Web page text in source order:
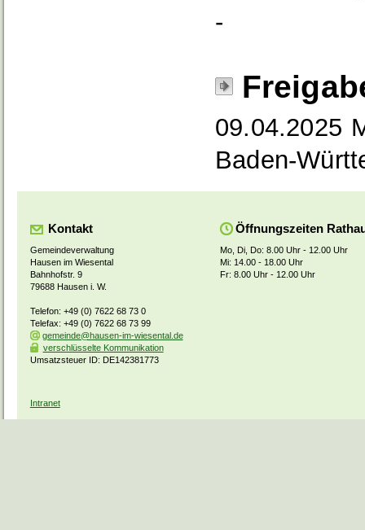
-
09.04.2025
Baden-
Kontakt
Gemeindeverwaltung
Hausen im Wiesental
Bahnhofstr. 9
79688 Hausen i. W.
Telefon: +49 (0) 7622 68 73 0
Telefax: +49 (0) 7622 68 73 99
gemeinde@hausen-im-wiesental.de
verschlüsselte Kommunikation
Umsatzsteuer ID: DE142381773
Öffnungszeiten
Mo, Di, Do: 8.00 Uhr - 12.00 Uhr
Mi: 14.00 - 18.00 Uhr
Fr: 8.00 Uhr - 12.00 Uhr
Intranet